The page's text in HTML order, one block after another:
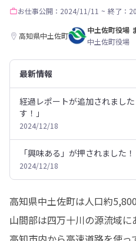
お仕事公開：2024/11/11 ~ 終了：
高知県中土佐町
中土佐町役場
中土佐町役場
最新情報
経過レポートが追加されまし
す！」
2024/12/18
「興味ある」が押されました！
2024/12/18
高知県中土佐町は人口約
山間部は四万十川の源流域に